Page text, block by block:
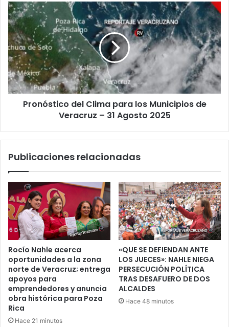
allanan
taller
y
hasta
se
roban
dinero
Pronóstico
del
Clima
para
los
Municipios
de
Veracruz
–
Pronóstico del Clima para los Municipios de
Veracruz – 31 Agosto 2025
Publicaciones relacionadas
Rocío Nahle acerca
oportunidades a la zona
norte de Veracruz; entrega
apoyos para
emprendedores y anuncia
obra histórica para Poza
Rica
Hace 21 minutos
«QUE SE DEFIENDAN ANTE
LOS JUECES»: NAHLE NIEGA
PERSECUCIÓN POLÍTICA
TRAS DESAFUERO DE DOS
ALCALDES
Hace 48 minutos